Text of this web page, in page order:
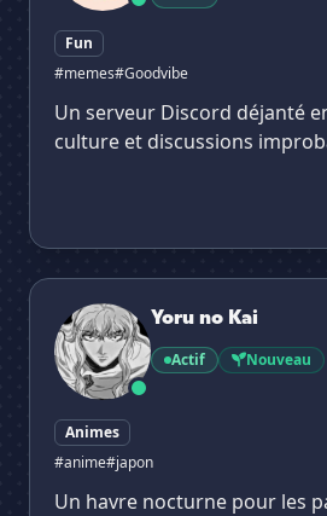
Fun
#memes#Goodvibe
Un serveur Discord déjanté
culture et discussions
Yoru no Kai
Yoru no Kai
Actif Nouveau
Animes
#anime#japon
Un havre nocturne pour les